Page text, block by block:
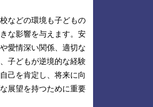
などの環境も子どもの
な影響を与えます。安
愛情深い関係、適切な
子どもが逆境的な経験
己を肯定し、将来に向
展望を持つために重要